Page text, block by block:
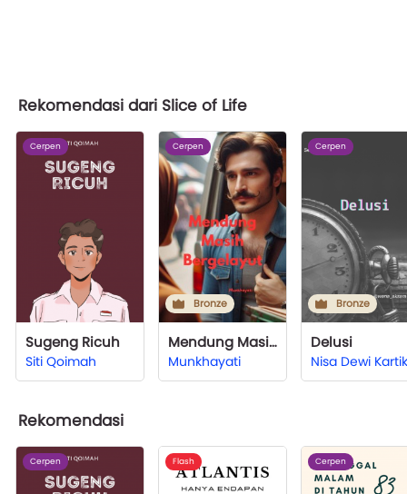
Rekomendasi dari Slice of Life
Cerpen
Sugeng Ricuh
Siti Qoimah
Cerpen
Bronze
Mendung Masih Bergelayut
Munkhayati
Cerpen
Bronze
Delusi
Nisa Dewi
Rekomendasi
Cerpen Flash Cerpen